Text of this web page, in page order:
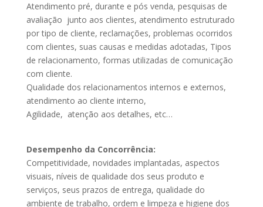
Atendimento pré, durante e pós venda, pesquisas de
avaliação junto aos clientes, atendimento estruturado
por tipo de cliente, reclamações, problemas ocorridos
com clientes, suas causas e medidas adotadas, Tipos
de relacionamento, formas utilizadas de comunicação
com cliente.
Qualidade dos relacionamentos internos e externos,
atendimento ao cliente interno,
Agilidade, atenção aos detalhes, etc…
Desempenho da Concorrência:
Competitividade, novidades implantadas, aspectos
visuais, níveis de qualidade dos seus produto e
serviços, seus prazos de entrega, qualidade do
ambiente de trabalho, ordem e limpeza e higiene dos